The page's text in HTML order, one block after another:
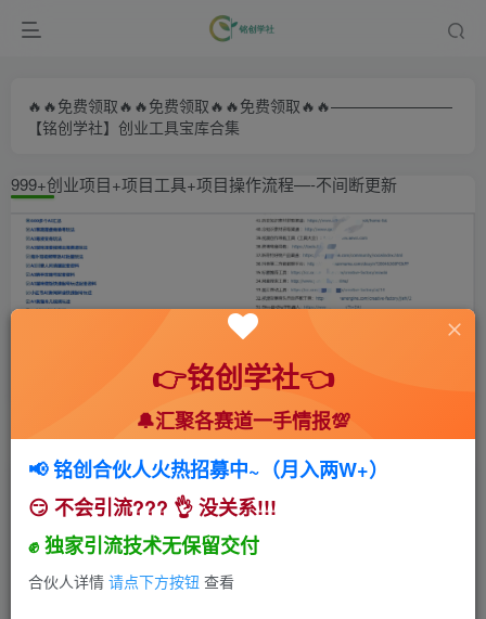
🔥🔥免费领取🔥🔥免费领取🔥🔥免费领取🔥🔥————————
【铭创学社】创业工具宝库合集
999+创业项目+项目工具+项目操作流程—-不间断更新
首页 🍻会员专享 📚综合教程 正文
小红书电商课程详解：选品策略, 封面设计，文案
撰写，提升播放量与订单
小助手
👉铭创学社👈
🔔汇聚各赛道一手情报💯
📢 铭创合伙人火热招募中~（月入两W+）
😏 不会引流??? 👌 没关系!!!
✊ 独家引流技术无保留交付
合伙人详情 请点下方按钮 查看